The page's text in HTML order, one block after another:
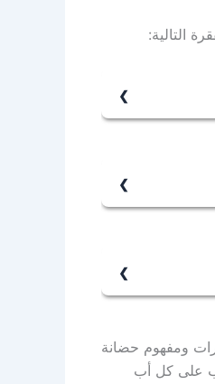
التالية:
ومفهوم حضانة
على كل أب